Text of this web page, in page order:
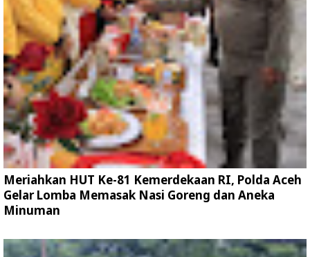
Meriahkan HUT Ke-81 Kemerdekaan RI, Polda Aceh
Gelar Lomba Memasak Nasi Goreng dan Aneka
Minuman